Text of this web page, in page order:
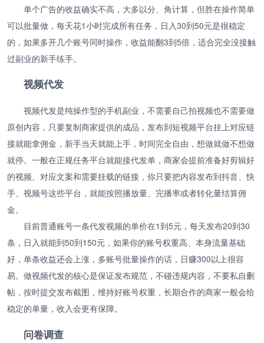
单个广告的收益确实不高，大多以分、角计算，但胜在操作简单
可以批量做，每天花1小时完成所有任务，日入30到50元是很稳定
的，如果多开几个账号同时操作，收益能翻3到5倍，适合完全没接触
过副业的新手练手。
视频代发
视频代发是纯操作型的手机副业，不需要自己拍视频也不需要做
原创内容，只要复制商家提供的成品，发布到短视频平台挂上对应链
接就能拿佣金，新手当天就能上手，时间完全自由，想做就做不想做
就停。一般在正规任务平台就能接代发单，商家会提前准备好剪辑好
的视频、对应文案和需要挂载的链接，你只要把内容发布到抖音、快
手、视频号这些平台，就能按照播放量、完播率或者转化量结算佣
金。
目前普通账号一条代发视频的单价在1到5元，每天发布20到30
条，日入就能到50到150元，如果你的账号权重高、本身流量基础
好，单条收益还会上涨，多账号批量操作的话，日赚300以上很容
易。做视频代发的核心是保证发布规范，不碰违规内容，不要私自删
帖，按时提交发布截图，维持好账号权重，长期合作的商家一般会给
稳定的单量，收入会更有保障。
问卷调查